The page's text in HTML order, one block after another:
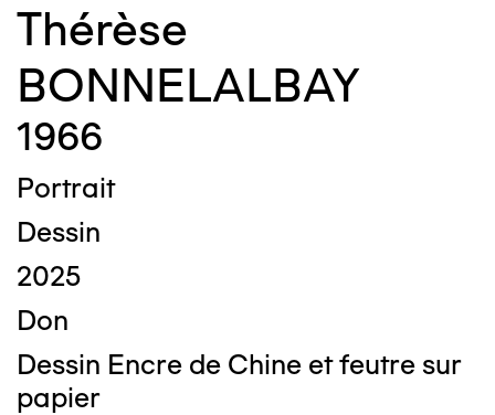
Thérèse
BONNELALBAY
1966
Portrait
Dessin
2025
Don
Dessin Encre de Chine et feutre sur
papier